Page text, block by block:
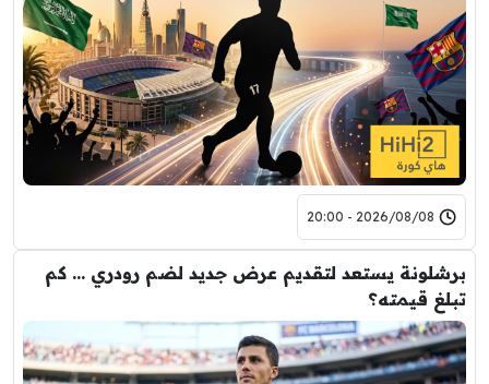
2026/08/08 - 20:00
برشلونة يستعد لتقديم عرض جديد لضم رودري … كم
تبلغ قيمته؟